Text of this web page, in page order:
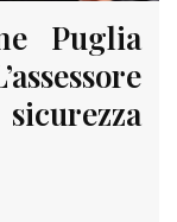
Puglia